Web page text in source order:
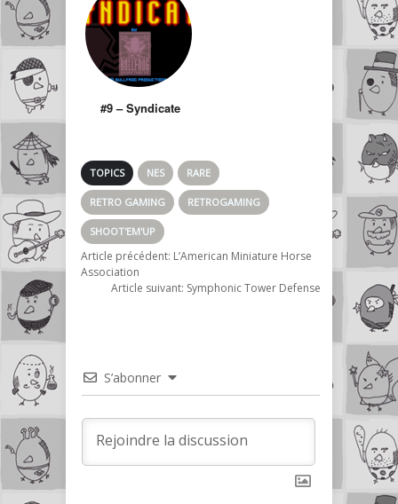
#9 – Syndicate
TOPICS NES RARE
RETRO GAMING RETROGAMING
SHOOT'EM'UP
Article précédent: L’American Miniature Horse
Association
Article suivant: Symphonic Tower Defense
S’abonner